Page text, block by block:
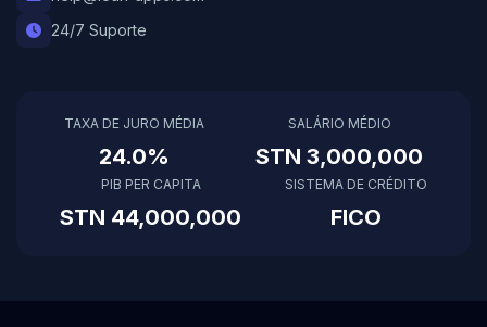
24/7 Suporte
TAXA DE JURO MÉDIA
24.0%
SALÁRIO MÉDIO
STN 3,000,000
PIB PER CAPITA
STN 44,000,000
SISTEMA DE CRÉDITO
FICO